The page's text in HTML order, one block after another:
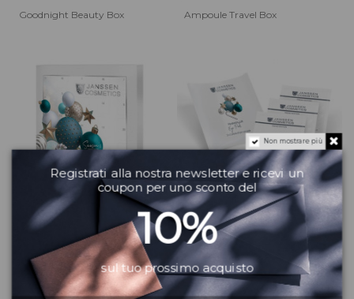
Goodnight Beauty Box Ampoule Travel Box
Ampoulle Calendario
dell'Avvento 2022
Hyaluron lift eye pads
Non mostrare più
Registrati alla nostra newsletter e ricevi un
coupon per uno sconto del
10%
sul tuo prossimo acquisto